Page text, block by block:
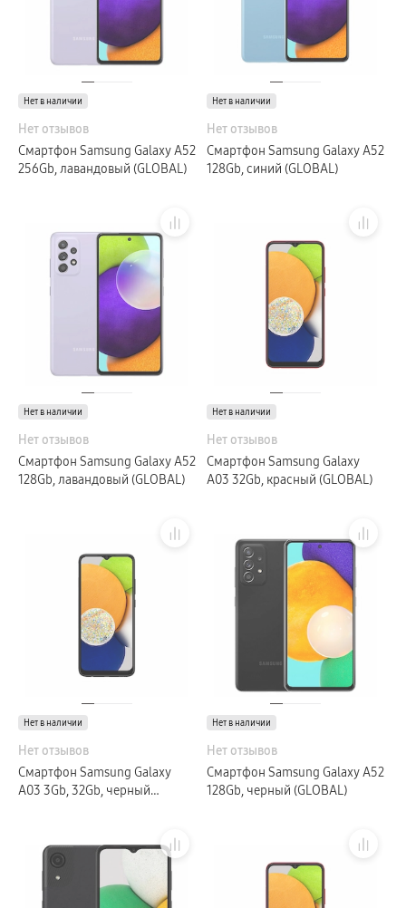
Нет в наличии
Нет отзывов
Смартфон Samsung Galaxy A52
256Gb, лавандовый (GLOBAL)
Нет в наличии
Нет отзывов
Смартфон Samsung Galaxy A52
128Gb, синий (GLOBAL)
Нет в наличии
Нет отзывов
Смартфон Samsung Galaxy A52
128Gb, лавандовый (GLOBAL)
Нет в наличии
Нет отзывов
Смартфон Samsung Galaxy
A03 32Gb, красный (GLOBAL)
Нет в наличии
Нет отзывов
Смартфон Samsung Galaxy
A03 3Gb, 32Gb, черный
Нет в наличии
Нет отзывов
Смартфон Samsung Galaxy A52
128Gb, черный (GLOBAL)